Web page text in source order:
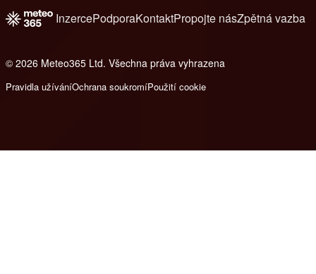
InzercePodporaKontaktPropojte násZpětná vazba
© 2026 Meteo365 Ltd. Všechna práva vyhrazena
Pravidla užíváníOchrana soukromíPoužití cookie